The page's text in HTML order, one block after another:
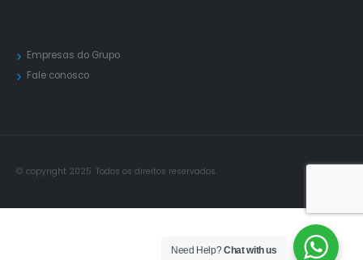
Empresas do Grupo
Fale conosco
© copyright 2025. Todos os direitos reservados.
Need Help?Chat with us